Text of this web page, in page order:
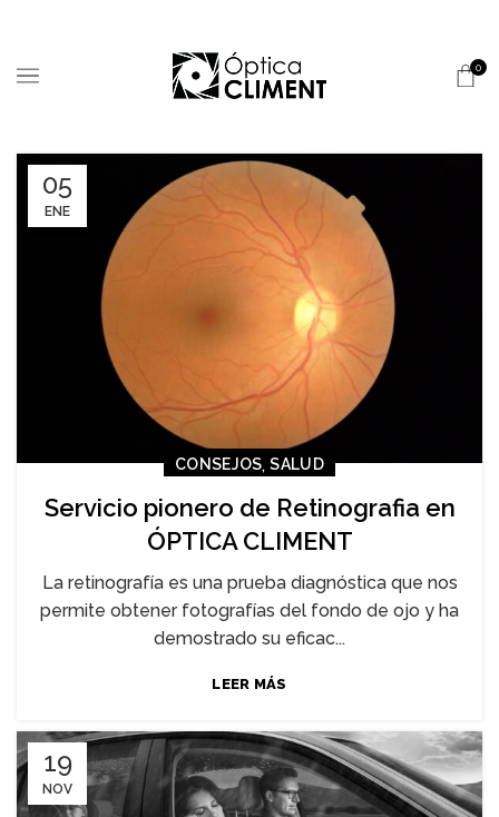
0
05
ENE
CONSEJOS,SALUD
Servicio pionero de Retinografia en
ÓPTICA CLIMENT
La retinografía es una prueba diagnóstica que nos
permite obtener fotografías del fondo de ojo y ha
demostrado su eficac...
LEER MÁS
19
NOV